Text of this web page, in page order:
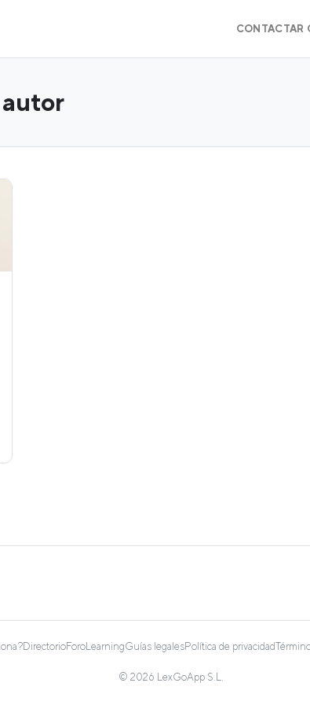
CONTACTAR
DirectorioForoLearningGuías legalesPolítica de privacidad
© 2026 LexGoApp S.L.